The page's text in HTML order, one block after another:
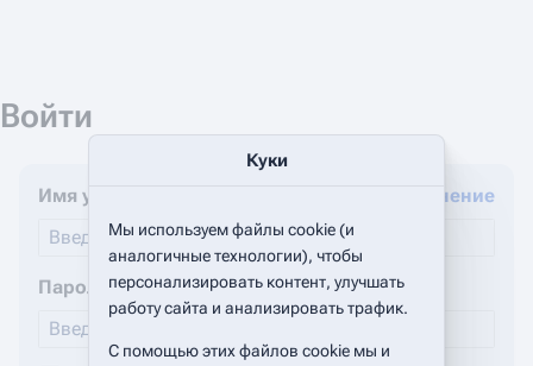
Войти
Имя учётной записи Защищённое соединение
Пароль
Куки
Мы используем файлы cookie (и
аналогичные технологии), чтобы
персонализировать контент, улучшать
работу сайта и анализировать трафик.
С помощью этих файлов cookie мы и